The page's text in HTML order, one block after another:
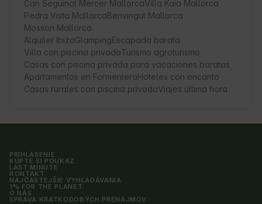
Can Seguinot Mercer MallorcaVilla Kaia Mallorca
Pedra Vista MallorcaBenvingut Mallorca
Mosson Mallorca
Alquiler IbizaGlampingEscapada barata
Villa con piscina privadaTurismo agroturismo
Casas con piscina privada para vacaciones baratas
Apartamentos en FormenteraHoteles con encanto
Casas rurales con piscina privadaViajes última hora
PRIHLÁSENIE
KÚPTE SI POUKAZ
LAST MINUTE
KONTAKT
NAJČASTEJŠIE VYHĽADÁVANIA
1% FOR THE PLANET
O NÁS
SPRÁVA KRÁTKODOBÝCH PRENÁJMOV